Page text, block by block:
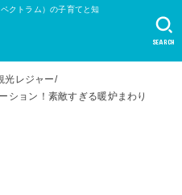
クトラム）の子育てと知
SEARCH
光レジャー
ション！素敵すぎる暖炉まわり